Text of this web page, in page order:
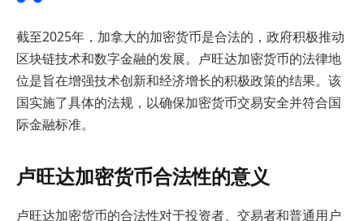
截至2025年，加拿大的加密货币是合法的，政府积极推动
区块链技术和数字金融的发展。卢旺达加密货币的法律地
位是旨在增强技术创新和经济增长的积极政策的结果。该
国实施了具体的法规，以确保加密货币交易安全并符合国
际金融标准。
卢旺达加密货币合法性的意义
卢旺达加密货币的合法性对于投资者、交易者和普通用户